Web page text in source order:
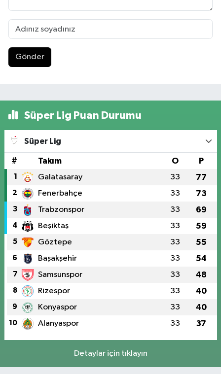
Gönder
Süper Lig Puan Durumu
Süper Lig
# Takım O P
1 Galatasaray 33 77
2 Fenerbahçe 33 73
3 Trabzonspor 33 69
4 Beşiktaş 33 59
5 Göztepe 33 55
6 Başakşehir 33 54
7 Samsunspor 33 48
8 Rizespor 33 40
9 Konyaspor 33 40
10 Alanyaspor 33 37
Detaylar için tıklayın